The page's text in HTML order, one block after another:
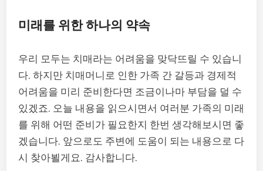
미래를 위한 하나의 약속
우리 모두는 치매라는 어려움을 맞닥뜨릴 수 있습니
다. 하지만 치매머니로 인한 가족 간 갈등과 경제적
어려움을 미리 준비한다면 조금이나마 부담을 덜 수
있겠죠. 오늘 내용을 읽으시면서 여러분 가족의 미래
를 위해 어떤 준비가 필요한지 한번 생각해보시면 좋
겠습니다. 앞으로도 주변에 도움이 되는 내용으로 다
시 찾아뵐게요. 감사합니다.